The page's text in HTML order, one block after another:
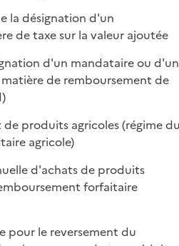
la désignation d'un
de taxe sur la valeur ajoutée
d'un mandataire ou d'un
de remboursement de
produits agricoles (régime
agricole)
d'achats de produits
forfaitaire
pour le reversement du